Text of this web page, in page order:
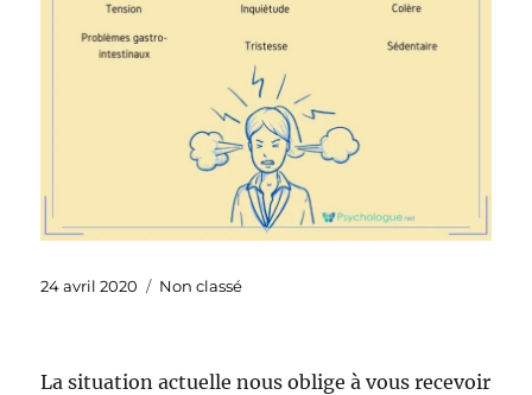
Publié
24 avril 2020 Catégories
Non classé
La situation actuelle nous oblige à vous recevoir